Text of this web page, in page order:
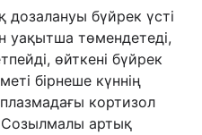
бүйрек үсті
уақытша төмендетеді,
өйткені бүйрек
бірнеше күннің
кортизол
Созылмалы артық